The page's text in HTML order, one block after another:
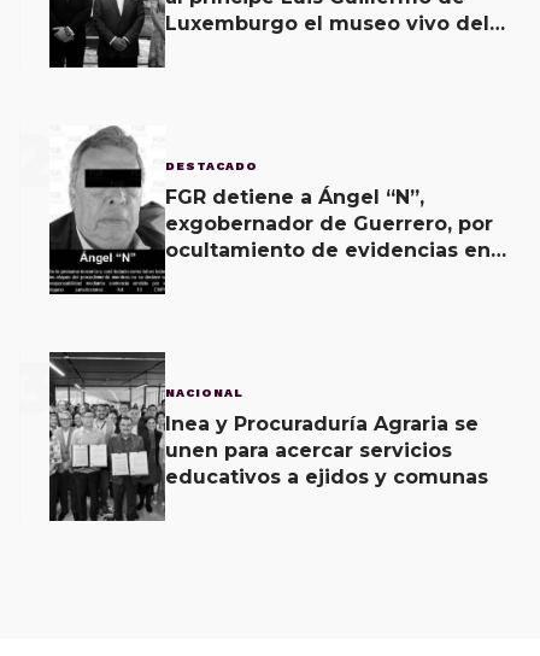
Luxemburgo el museo vivo del
DESTACADO
FGR detiene a Ángel “N”,
exgobernador de Guerrero, por
ocultamiento de evidencias en
3 NACIONAL
Inea y Procuraduría Agraria se
unen para acercar servicios
educativos a ejidos y comunas